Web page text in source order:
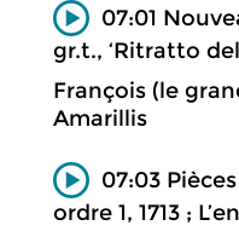
07:01
gr.t., ‘Ritratto
François (le
Amarillis
07:03
ordre 1, 1713 ;